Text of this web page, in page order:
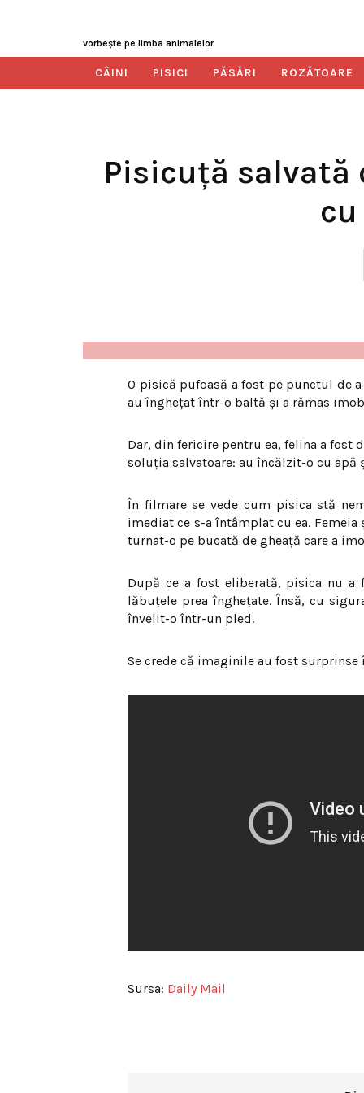
vorbeşte pe limba animalelor
CÂINI PISICI PĂSĂRI ROZĂTOARE
Pisicuţă
O pisică pufoasă a fost pe punctul de
au îngheţat într-o baltă şi a rămas
Dar, din fericire pentru ea, felina a
soluţia salvatoare: au încălzit-o cu apă
În filmare se vede cum pisica stă
imediat ce s-a întâmplat cu ea.
turnat-o pe bucată de gheaţă care a
După ce a fost eliberată, pisica nu
lăbuţele prea îngheţate. Însă, cu
învelit-o într-un pled.
Se crede că imaginile au fost
Sursa: Daily Mail